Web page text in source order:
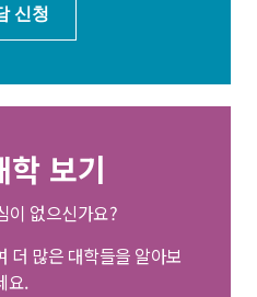
신청
학 보기
이 없으신가요?
더 많은 대학들을 알아보
요.